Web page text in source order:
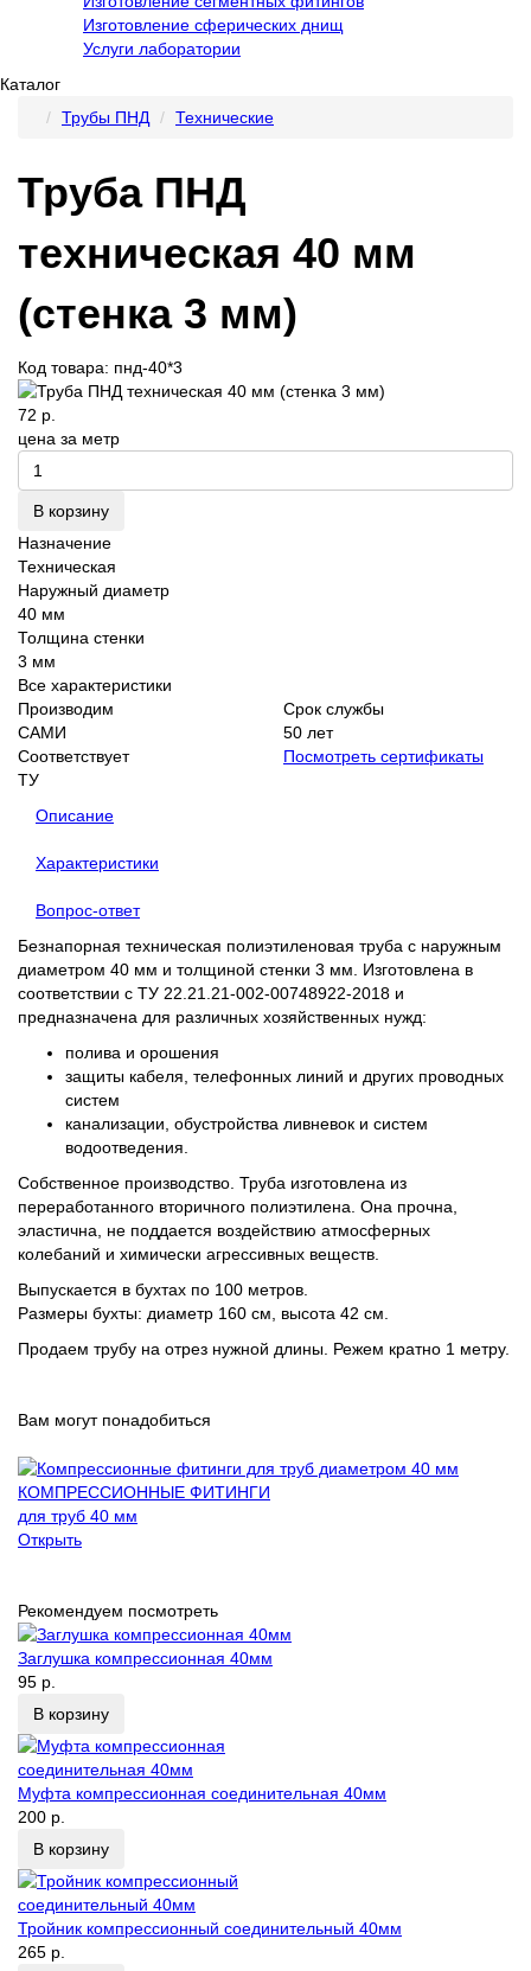
Изготовление сферических днищ
Услуги лаборатории
Каталог
Трубы ПНД
Технические
Труба ПНД
техническая 40 мм
(стенка 3 мм)
Код товара: пнд-40*3
72 р.
цена за метр
В корзину
Назначение
Техническая
Наружный диаметр
40 мм
Толщина стенки
3 мм
Все характеристики
Производим
САМИ
Срок службы
50 лет
Соответствует
ТУ
Посмотреть сертификаты
Описание
Характеристики
Вопрос-ответ
Безнапорная техническая полиэтиленовая труба с наружным
диаметром 40 мм и толщиной стенки 3 мм. Изготовлена в
соответствии с ТУ 22.21.21-002-00748922-2018 и
предназначена для различных хозяйственных нужд:
полива и орошения
защиты кабеля, телефонных линий и других проводных
систем
канализации, обустройства ливневок и систем
водоотведения.
Собственное производство. Труба изготовлена из
переработанного вторичного полиэтилена. Она прочна,
эластична, не поддается воздействию атмосферных
колебаний и химически агрессивных веществ.
Выпускается в бухтах по 100 метров.
Размеры бухты: диаметр 160 см, высота 42 см.
Продаем трубу на отрез нужной длины. Режем кратно 1 метру.
Вам могут понадобиться
КОМПРЕССИОННЫЕ ФИТИНГИ
для труб 40 мм
Открыть
Рекомендуем посмотреть
Заглушка компрессионная 40мм
95 р.
В корзину
Муфта компрессионная соединительная 40мм
200 р.
В корзину
Тройник компрессионный соединительный 40мм
265 р.